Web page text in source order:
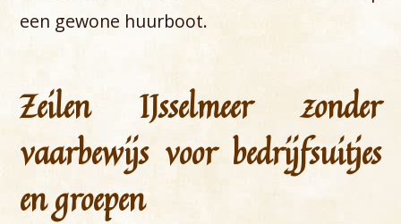
een gewone huurboot.
Zeilen IJsselmeer zonder
vaarbewijs voor bedrijfsuitjes
en groepen